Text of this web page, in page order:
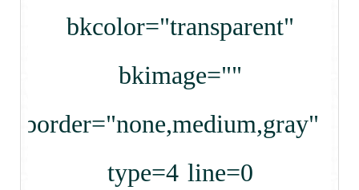
bkcolor="transparent"
bkimage=""
border="none,medium,gray"
type=4 line=0